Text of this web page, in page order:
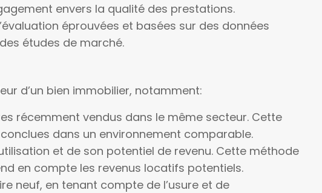
envers la qualité des prestations.
éprouvées et basées sur des données
études de marché.
d’un bien immobilier, notamment:
récemment vendus dans le même secteur. Cette
dans un environnement comparable.
et de son potentiel de revenu. Cette méthode
en compte les revenus locatifs potentiels.
neuf, en tenant compte de l’usure et de